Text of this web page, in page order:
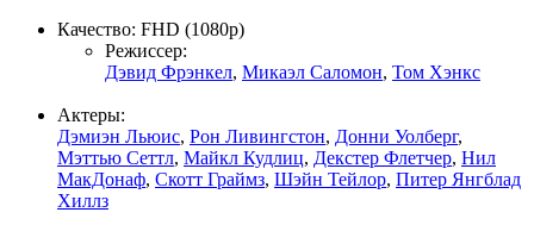
Качество: FHD (1080p)
Режиссер:
Дэвид Фрэнкел, Микаэл Саломон, Том Хэнкс
Актеры:
Дэмиэн Льюис, Рон Ливингстон, Донни Уолберг,
Мэттью Сеттл, Майкл Кудлиц, Декстер Флетчер, Нил
МакДонаф, Скотт Граймз, Шэйн Тейлор, Питер Янгблад
Хиллз